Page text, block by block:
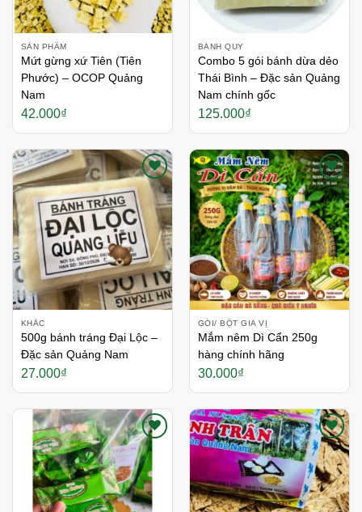
SẢN PHẨM
Mứt gừng xứ Tiên (Tiên
Phước) – OCOP Quảng
Nam
42.000₫
BÁNH QUY
Combo 5 gói bánh dừa dẻo
Thái Bình – Đặc sản Quảng
Nam chính gốc
125.000₫
Thích
KHÁC
500g bánh tráng Đại Lộc –
Đặc sản Quảng Nam
27.000₫
Thích
GÓI/ BỘT GIA VỊ
Mắm nêm Dì Cẩn 250g
hàng chính hãng
30.000₫
Thích Thích